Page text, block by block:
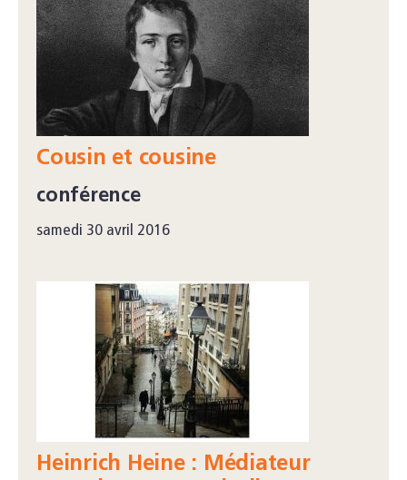
Cousin et cousine
conférence
samedi 30 avril 2016
Heinrich Heine : Médiateur